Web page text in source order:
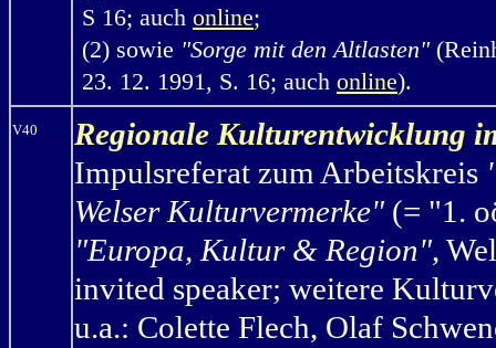
S 16; auch online;
(2) sowie "Sorge mit den Altlasten"
23. 12. 1991, S. 16; auch online).
V40
Regionale Kulturentwicklung
Impulsreferat zum Arbeitskreis
Welser Kulturvermerke" (= "1.
"Europa, Kultur & Region",
invited speaker; weitere
u.a.: Colette Flech, Olaf